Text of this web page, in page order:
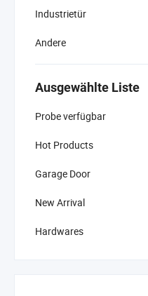
Industrietür
Andere
Ausgewählte Liste
Probe verfügbar
Hot Products
Garage Door
New Arrival
Hardwares